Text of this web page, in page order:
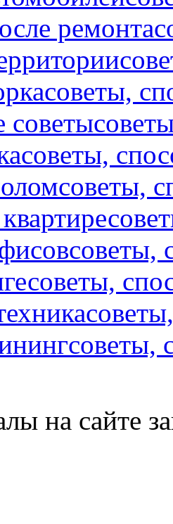
ремонта
советы,
советы
советы,
советы,
советы,
советы,
советы,
на сайте